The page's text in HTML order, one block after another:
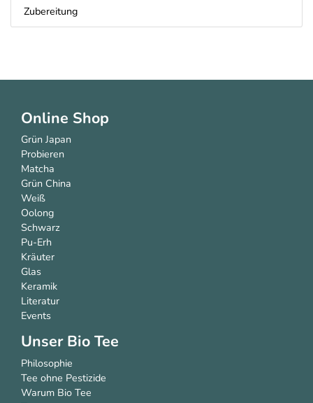
Zubereitung
Online Shop
Grün Japan
Probieren
Matcha
Grün China
Weiß
Oolong
Schwarz
Pu-Erh
Kräuter
Glas
Keramik
Literatur
Events
Unser Bio Tee
Philosophie
Tee ohne Pestizide
Warum Bio Tee